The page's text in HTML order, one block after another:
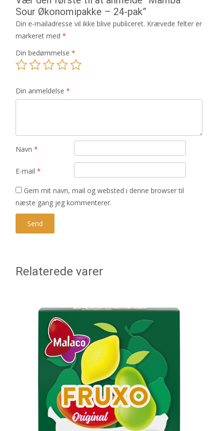
Sour Økonomipakke – 24-pak”
Din e-mailadresse vil ikke blive publiceret. Krævede felter er
markeret med *
Din bedømmelse *
Din anmeldelse *
Navn *
E-mail *
Gem mit navn, mail og websted i denne browser til
næste gang jeg kommenterer.
Relaterede varer